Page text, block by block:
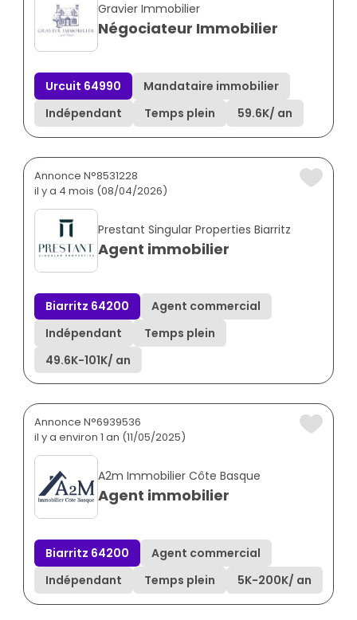
Gravier Immobilier
Négociateur Immobilier
Urcuit 64990
Mandataire immobilier
Indépendant
Temps plein 59.6K/ an
Annonce N°8531228
il y a 4 mois (08/04/2026)
Prestant Singular Properties Biarritz
Agent immobilier
Biarritz 64200
Agent commercial
Indépendant
Temps plein
49.6K-101K/ an
Annonce N°6939536
il y a environ 1 an (11/05/2025)
A2m Immobilier Côte Basque
Agent immobilier
Biarritz 64200
Agent commercial
Indépendant
Temps plein 5K-200K/ an